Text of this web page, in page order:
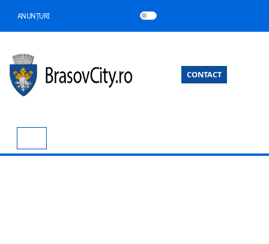
ANUNȚURI
CONTACT